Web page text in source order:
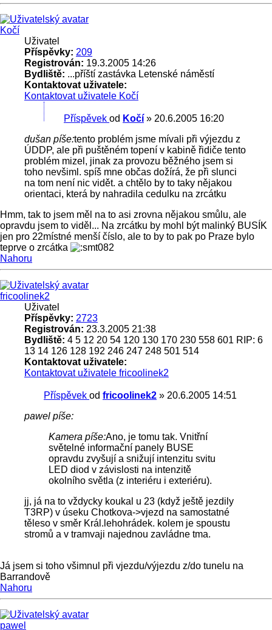
Kočí
Uživatel
Příspěvky: 209
Registrován: 19.3.2005 14:26
Bydliště: ...příští zastávka Letenské náměstí
Kontaktovat uživatele:
Kontaktovat uživatele Kočí
Příspěvek od Kočí » 20.6.2005 16:20
dušan píše:tento problém jsme mívali při výjezdu z
ÚDDP, ale při puštěném topení v kabině řidiče tento
problém mizel, jinak za provozu běžného jsem si
toho nevšiml. spíš mne občas dožírá, že při slunci
na tom není nic vidět. a chtělo by to taky nějakou
orientaci, která by nahradila cedulku na zrcátku
Hmm, tak to jsem měl na to asi zrovna nějakou smůlu, ale
opravdu jsem to viděl... Na zrcátku by mohl být malinký BUSÍK
jen pro 22místné menší číslo, ale to by to pak po Praze bylo
teprve o zrcátka
Nahoru
fricoolinek2
Uživatel
Příspěvky: 2723
Registrován: 23.3.2005 21:38
Bydliště: 4 5 12 20 54 120 130 170 230 558 601 RIP: 6
13 14 126 128 192 246 247 248 501 514
Kontaktovat uživatele:
Kontaktovat uživatele fricoolinek2
Příspěvek od fricoolinek2 » 20.6.2005 14:51
pawel píše:
Kamera píše:Ano, je tomu tak. Vnitřní
světelné informační panely BUSE
opravdu zvyšují a snižují intenzitu svitu
LED diod v závislosti na intenzitě
okolního světla (z interiéru i exteriéru).
jj, já na to vždycky koukal u 23 (když ještě jezdily
T3RP) v úseku Chotkova->vjezd na samostatné
těleso v směr Král.lehohrádek. kolem je spoustu
stromů a v tramvaji najednou zavládne tma.
Já jsem si toho všimnul při vjezdu/výjezdu z/do tunelu na
Barrandově
Nahoru
pawel